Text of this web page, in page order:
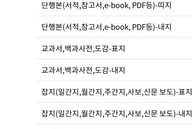
단행본(서적,참고서,e-book, PDF등)-띠지
단행본(서적,참고서,e-book, PDF등)-내지
교과서,백과사전,도감-표지
교과서,백과사전,도감-내지
잡지(일간지,월간지,주간지,사보,신문 보도)-표지
잡지(일간지,월간지,주간지,사보,신문 보도)-내지